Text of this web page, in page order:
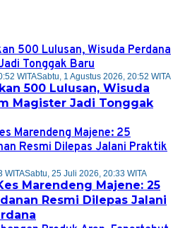
WITASabtu, 1 Agustus 2026, 20:52 WITA
500 Lulusan, Wisuda
Magister Jadi Tonggak
WITASabtu, 25 Juli 2026, 20:33 WITA
Marendeng Majene: 25
Resmi Dilepas Jalani